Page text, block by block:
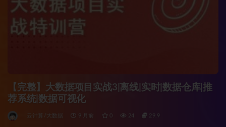
【完整】大数据项目实战3|离线|实时|数据仓库|推
荐系统|数据可视化
云计算/大数据 9 月前 0 24 29.9